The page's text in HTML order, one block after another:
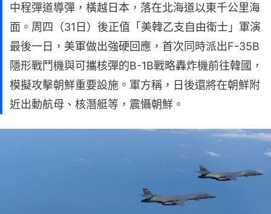
中程彈道導彈，橫越日本，落在北海道以東千公里海
面。周四（31日）後正值「美韓乙支自由衛士」軍演
最後一日，美軍做出強硬回應，首次同時派出F-35B
隱形戰鬥機與可攜核彈的B-1B戰略轟炸機前往韓國，
模擬攻擊朝鮮重要設施。軍方稱，日後還將在朝鮮附
近出動航母、核潛艇等，震懾朝鮮。